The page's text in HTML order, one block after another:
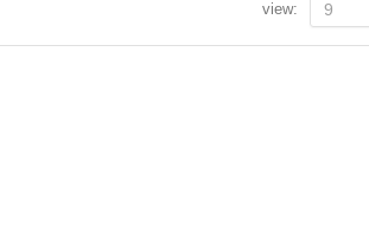
view: 9